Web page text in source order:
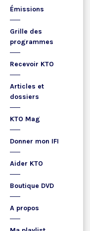
Émissions
Grille des
programmes
Recevoir KTO
Articles et
dossiers
KTO Mag
Donner mon IFI
Aider KTO
Boutique DVD
A propos